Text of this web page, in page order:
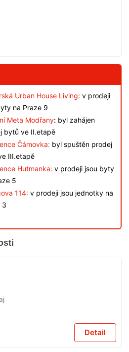
Urban House Living: v prodeji
na Praze 9
Meta Modřany: byl zahájen
bytů ve II.etapě
Čámovka: byl spuštěn prodej
III.etapě
Hutmanka: v prodeji jsou byty
5
114: v prodeji jsou jednotky na
3
Detail